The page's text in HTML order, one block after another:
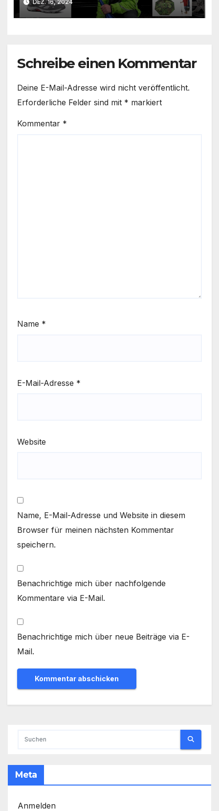
DEZ. 16, 2024
Schreibe einen Kommentar
Deine E-Mail-Adresse wird nicht veröffentlicht.
Erforderliche Felder sind mit * markiert
Kommentar *
Name *
E-Mail-Adresse *
Website
Name, E-Mail-Adresse und Website in diesem
Browser für meinen nächsten Kommentar
speichern.
Benachrichtige mich über nachfolgende
Kommentare via E-Mail.
Benachrichtige mich über neue Beiträge via E-
Mail.
Meta
Anmelden